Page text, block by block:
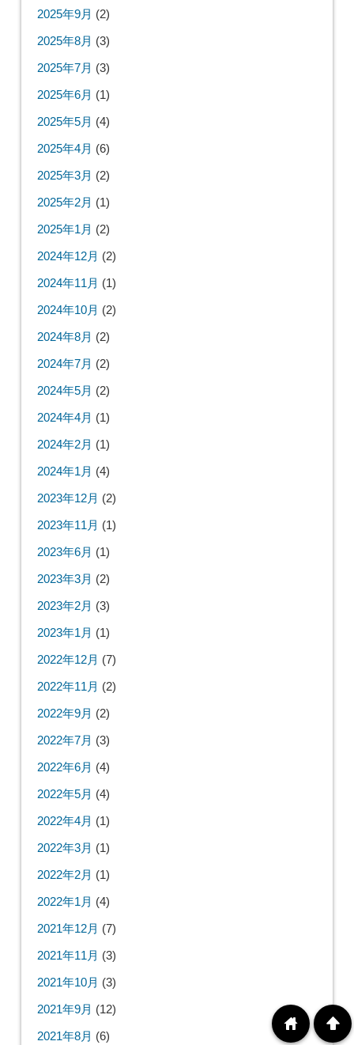
2025年9月 (2)
2025年8月 (3)
2025年7月 (3)
2025年6月 (1)
2025年5月 (4)
2025年4月 (6)
2025年3月 (2)
2025年2月 (1)
2025年1月 (2)
2024年12月 (2)
2024年11月 (1)
2024年10月 (2)
2024年8月 (2)
2024年7月 (2)
2024年5月 (2)
2024年4月 (1)
2024年2月 (1)
2024年1月 (4)
2023年12月 (2)
2023年11月 (1)
2023年6月 (1)
2023年3月 (2)
2023年2月 (3)
2023年1月 (1)
2022年12月 (7)
2022年11月 (2)
2022年9月 (2)
2022年7月 (3)
2022年6月 (4)
2022年5月 (4)
2022年4月 (1)
2022年3月 (1)
2022年2月 (1)
2022年1月 (4)
2021年12月 (7)
2021年11月 (3)
2021年10月 (3)
2021年9月 (12)
2021年8月 (6)
arrowup
home